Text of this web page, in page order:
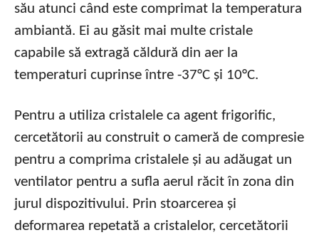
său atunci când este comprimat la temperatura
ambiantă. Ei au găsit mai multe cristale
capabile să extragă căldură din aer la
temperaturi cuprinse între -37°C și 10°C.
Pentru a utiliza cristalele ca agent frigorific,
cercetătorii au construit o cameră de compresie
pentru a comprima cristalele și au adăugat un
ventilator pentru a sufla aerul răcit în zona din
jurul dispozitivului. Prin stoarcerea și
deformarea repetată a cristalelor, cercetătorii